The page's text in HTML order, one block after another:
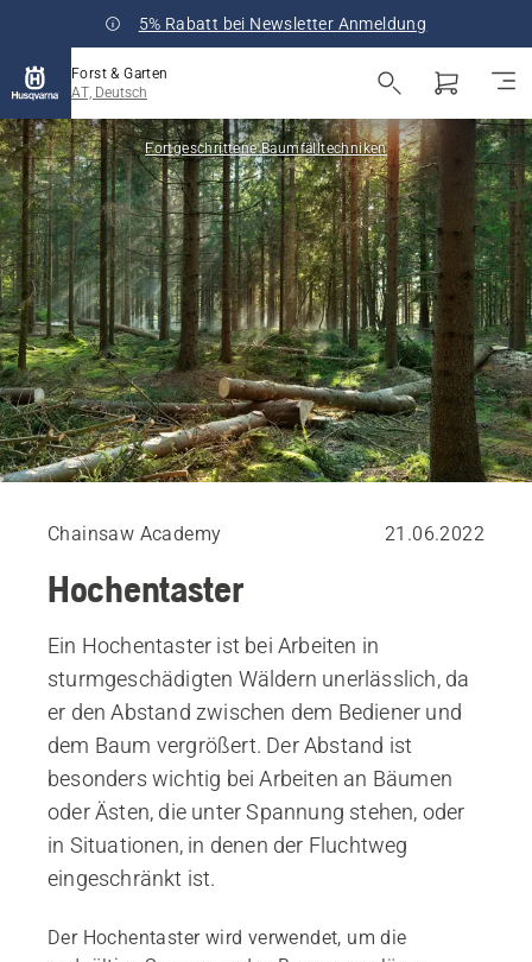
5% Rabatt bei Newsletter Anmeldung
Forst & Garten
AT, Deutsch
Fortgeschrittene Baumfälltechniken
Chainsaw Academy 21.06.2022
Hochentaster
Ein Hochentaster ist bei Arbeiten in
sturmgeschädigten Wäldern unerlässlich, da
er den Abstand zwischen dem Bediener und
dem Baum vergrößert. Der Abstand ist
besonders wichtig bei Arbeiten an Bäumen
oder Ästen, die unter Spannung stehen, oder
in Situationen, in denen der Fluchtweg
eingeschränkt ist.
Der Hochentaster wird verwendet, um die